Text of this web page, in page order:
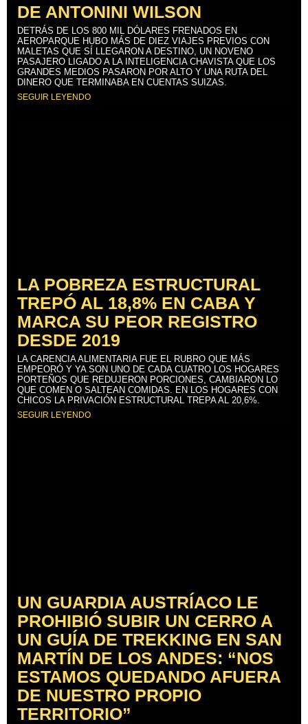
DE ANTONINI WILSON
DETRÁS DE LOS 800 MIL DÓLARES FRENADOS EN
AEROPARQUE HUBO MÁS DE DIEZ VIAJES PREVIOS CON
MALETAS QUE SÍ LLEGARON A DESTINO, UN NOVENO
PASAJERO LIGADO A LA INTELIGENCIA CHAVISTA QUE LOS
GRANDES MEDIOS PASARON POR ALTO Y UNA RUTA DEL
DINERO QUE TERMINABA EN CUENTAS SUIZAS.
SEGUIR LEYENDO
LA POBREZA ESTRUCTURAL
TREPÓ AL 18,8% EN CABA Y
MARCA SU PEOR REGISTRO
DESDE 2019
LA CARENCIA ALIMENTARIA FUE EL RUBRO QUE MÁS
EMPEORÓ Y YA SON UNO DE CADA CUATRO LOS HOGARES
PORTEÑOS QUE REDUJERON PORCIONES, CAMBIARON LO
QUE COMEN O SALTEAN COMIDAS. EN LOS HOGARES CON
CHICOS LA PRIVACIÓN ESTRUCTURAL TREPA AL 20,6%.
SEGUIR LEYENDO
UN GUARDIA AUSTRÍACO LE
PROHIBIÓ SUBIR UN CERRO A
UN GUÍA DE TREKKING EN SAN
MARTÍN DE LOS ANDES: “NOS
ESTAMOS QUEDANDO AFUERA
DE NUESTRO PROPIO
TERRITORIO”